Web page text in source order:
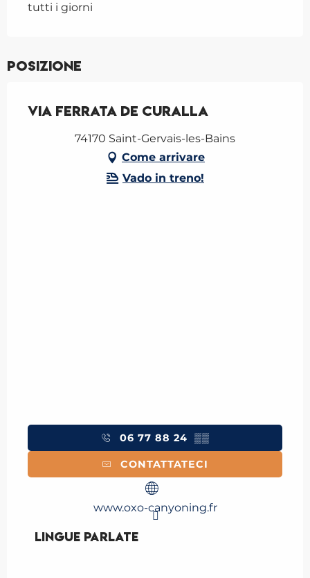
tutti i giorni
Posizione
Via ferrata de Curalla
74170 Saint-Gervais-les-Bains
Come arrivare
Vado in treno!
06 77 88 24 ▒▒
CONTATTATECI
www.oxo-canyoning.fr
Lingue parlate
Lingue parlate